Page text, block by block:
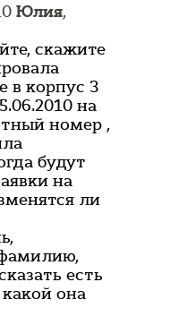
Юлия,
скажите
в корпус 3
на
номер ,
будут
на
ли
есть
она